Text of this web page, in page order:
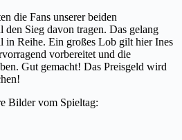
die Fans unserer beiden
den Sieg davon tragen. Das gelang
in Reihe. Ein großes Lob gilt hier Ines
vorbereitet und die
Gut gemacht! Das Preisgeld wird
Bilder vom Spieltag: